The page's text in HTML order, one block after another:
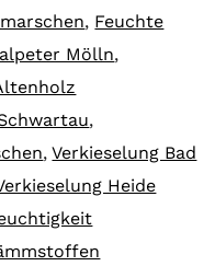
, Feuchte
Mölln,
,
,Verkieselung Bad
Heide